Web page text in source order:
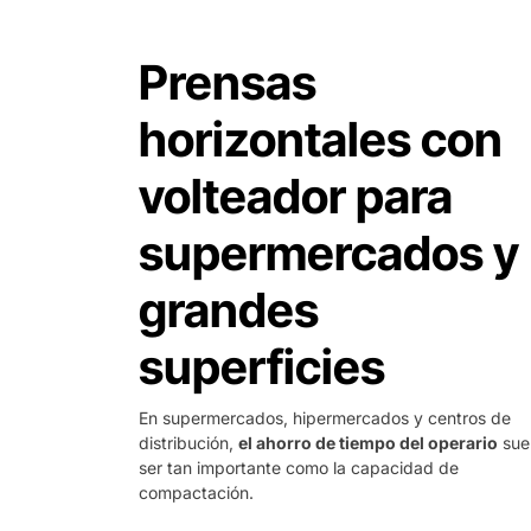
Prensas
horizontales con
volteador para
supermercados y
grandes
superficies
En supermercados, hipermercados y centros de
distribución, el ahorro de tiempo del operario
ser tan importante como la capacidad de
compactación.